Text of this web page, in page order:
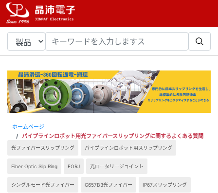
ホームページ
パイプラインロボット用光ファイバースリップリングに関するよくある質問
（FAQ）
光ファイバースリップリング パイプラインロボット用スリップリング
Fiber Optic Slip Ring FORJ 光ロータリージョイント
シングルモード光ファイバー G657B3光ファイバー IP67スリップリング